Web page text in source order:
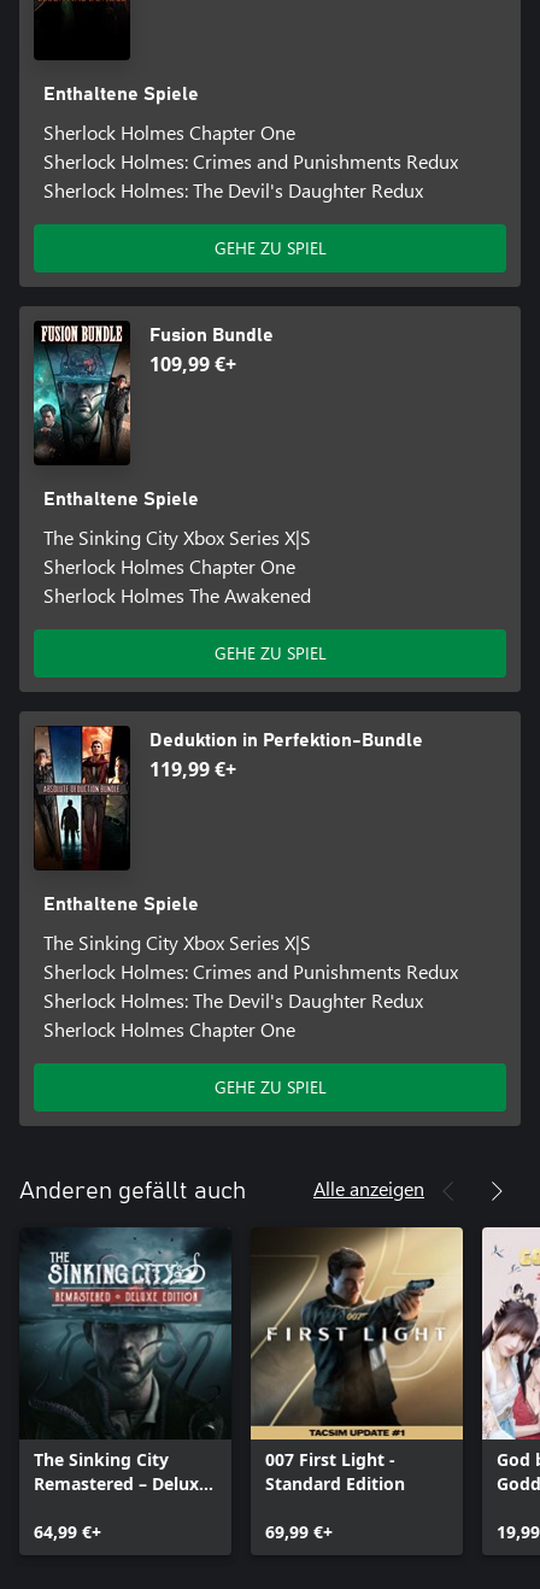
Enthaltene Spiele
Sherlock Holmes Chapter One
Sherlock Holmes: Crimes and Punishments Redux
Sherlock Holmes: The Devil's Daughter Redux
GEHE ZU SPIEL
Fusion Bundle
109,99 €+
Enthaltene Spiele
The Sinking City Xbox Series X|S
Sherlock Holmes Chapter One
Sherlock Holmes The Awakened
GEHE ZU SPIEL
Deduktion in Perfektion-Bundle
119,99 €+
Enthaltene Spiele
The Sinking City Xbox Series X|S
Sherlock Holmes: Crimes and Punishments Redux
Sherlock Holmes: The Devil's Daughter Redux
Sherlock Holmes Chapter One
GEHE ZU SPIEL
Anderen gefällt auch Alle anzeigen
The Sinking City
Remastered – Deluxe
64,99 €+
007 First Light -
Standard Edition
69,99 €+
God